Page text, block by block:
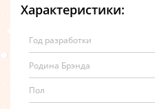
Характеристики:
Год разработки
Родина Брэнда
Пол